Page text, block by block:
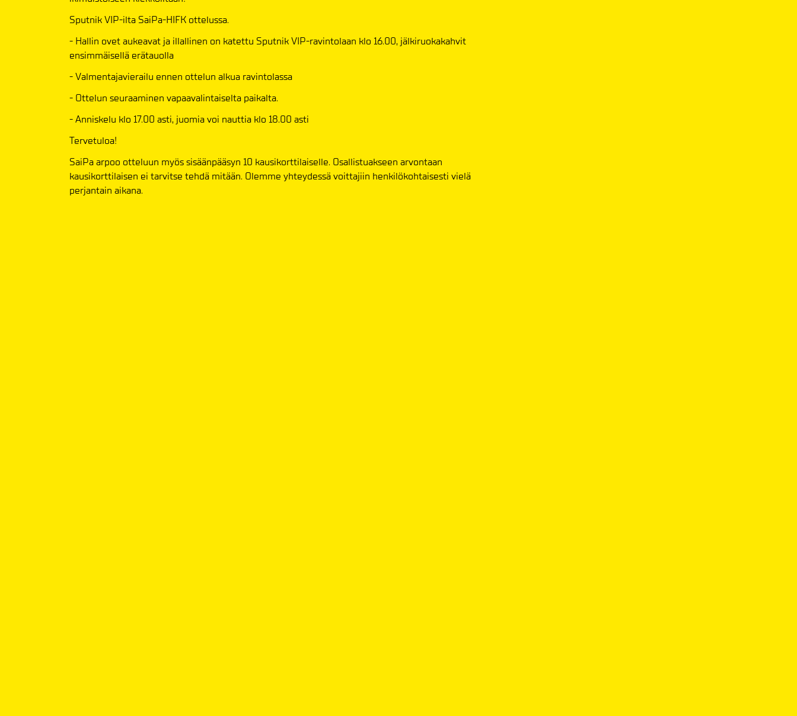
Sputnik VIP-ilta SaiPa-HIFK ottelussa.
- Hallin ovet aukeavat ja illallinen on katettu Sputnik VIP-ravintolaan klo 16.00, jälkiruokakahvit
ensimmäisellä erätauolla
- Valmentajavierailu ennen ottelun alkua ravintolassa
- Ottelun seuraaminen vapaavalintaiselta paikalta.
- Anniskelu klo 17.00 asti, juomia voi nauttia klo 18.00 asti
Tervetuloa!
SaiPa arpoo otteluun myös sisäänpääsyn 10 kausikorttilaiselle. Osallistuakseen arvontaan
kausikorttilaisen ei tarvitse tehdä mitään. Olemme yhteydessä voittajiin henkilökohtaisesti vielä
perjantain aikana.